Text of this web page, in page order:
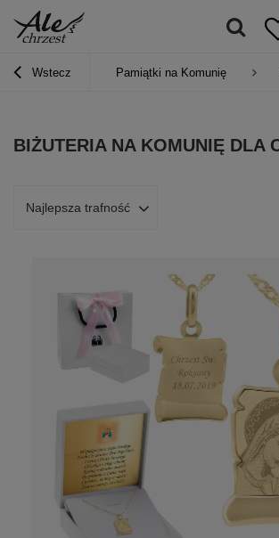
Wstecz Pamiątki na Komunię
BIŻUTERIA NA KOMUNIĘ DLA
Najlepsza trafność